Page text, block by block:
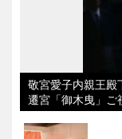
敬宮愛子内親王
遷宮「御木曳」ご